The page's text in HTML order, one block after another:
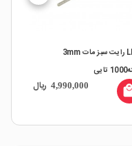
LED رایت سبز مات 3mm
4,990,000 ریال